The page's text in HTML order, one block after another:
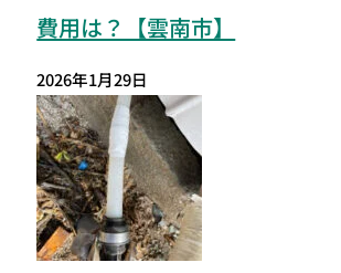
費用は？【雲南市】
2026年1月29日